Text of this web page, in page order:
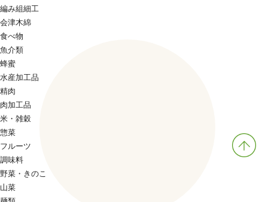
編み組細工
会津木綿
食べ物
魚介類
蜂蜜
水産加工品
精肉
肉加工品
米・雑穀
惣菜
フルーツ
調味料
野菜・きのこ
山菜